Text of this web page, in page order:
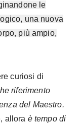
le
una nuova
più ampio,
curiosi di
riferimento
del Maestro.
allora è tempo di